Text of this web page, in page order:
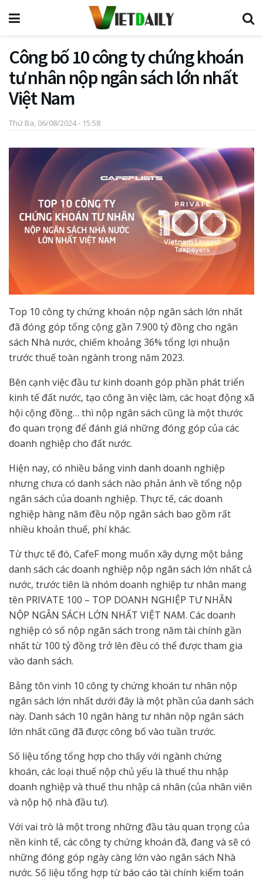
Công bố 10 công ty chứng khoán
tư nhân nộp ngân sách lớn nhất
Việt Nam
Thứ Ba, 06/08/2024 - 15:58
Top 10 công ty chứng khoán nộp ngân sách lớn nhất
đã đóng góp tổng cộng gần 7.900 tỷ đồng cho ngân
sách Nhà nước, chiếm khoảng 36% tổng lợi nhuận
trước thuế toàn ngành trong năm 2023.
Bên cạnh việc đầu tư kinh doanh góp phần phát triển
kinh tế đất nước, tạo công ăn việc làm, các hoạt động xã
hội cộng đồng… thì nộp ngân sách cũng là một thước
đo quan trọng để đánh giá những đóng góp của các
doanh nghiệp cho đất nước.
Hiện nay, có nhiều bảng vinh danh doanh nghiệp
nhưng chưa có danh sách nào phản ánh về tổng nộp
ngân sách của doanh nghiệp. Thực tế, các doanh
nghiệp hàng năm đều nộp ngân sách bao gồm rất
nhiều khoản thuế, phí khác.
Từ thực tế đó, CafeF mong muốn xây dựng một bảng
danh sách các doanh nghiệp nộp ngân sách lớn nhất cả
nước, trước tiên là nhóm doanh nghiệp tư nhân mang
tên PRIVATE 100 – TOP DOANH NGHIỆP TƯ NHÂN
NỘP NGÂN SÁCH LỚN NHẤT VIỆT NAM. Các doanh
nghiệp có số nộp ngân sách trong năm tài chính gần
nhất từ 100 tỷ đồng trở lên đều có thể được tham gia
vào danh sách.
Bảng tôn vinh 10 công ty chứng khoán tư nhân nộp
ngân sách lớn nhất dưới đây là một phần của danh sách
này. Danh sách 10 ngân hàng tư nhân nộp ngân sách
lớn nhất cũng đã được công bố vào tuần trước.
Số liệu tổng tổng hợp cho thấy với ngành chứng
khoán, các loại thuế nộp chủ yếu là thuế thu nhập
doanh nghiệp và thuế thu nhập cá nhân (của nhân viên
và nộp hộ nhà đầu tư).
Với vai trò là một trong những đầu tàu quan trọng của
nền kinh tế, các công ty chứng khoán đã, đang và sẽ có
những đóng góp ngày càng lớn vào ngân sách Nhà
nước. Số liệu tổng hợp từ báo cáo tài chính kiểm toán